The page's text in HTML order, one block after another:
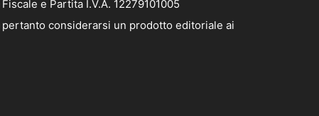
e Partita I.V.A. 12279101005
considerarsi un prodotto editoriale ai